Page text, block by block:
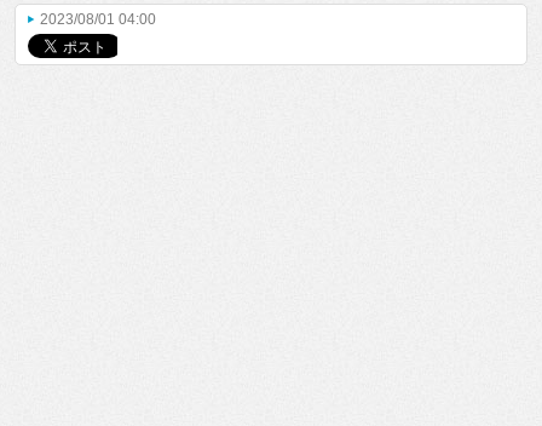
2023/08/01 04:00